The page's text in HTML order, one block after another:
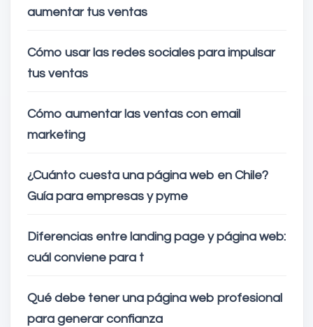
aumentar tus ventas
Cómo usar las redes sociales para impulsar
tus ventas
Cómo aumentar las ventas con email
marketing
¿Cuánto cuesta una página web en Chile?
Guía para empresas y pyme
Diferencias entre landing page y página web:
cuál conviene para t
Qué debe tener una página web profesional
para generar confianza